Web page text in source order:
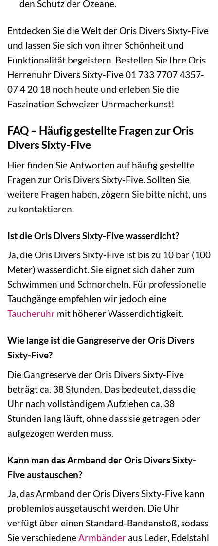
den Schutz der Ozeane.
Entdecken Sie die Welt der Oris Divers Sixty-Five
und lassen Sie sich von ihrer Schönheit und
Funktionalität begeistern. Bestellen Sie Ihre Oris
Herrenuhr Divers Sixty-Five 01 733 7707 4357-
07 4 20 18 noch heute und erleben Sie die
Faszination Schweizer Uhrmacherkunst!
FAQ – Häufig gestellte Fragen zur Oris
Divers Sixty-Five
Hier finden Sie Antworten auf häufig gestellte
Fragen zur Oris Divers Sixty-Five. Sollten Sie
weitere Fragen haben, zögern Sie bitte nicht, uns
zu kontaktieren.
Ist die Oris Divers Sixty-Five wasserdicht?
Ja, die Oris Divers Sixty-Five ist bis zu 10 bar (100
Meter) wasserdicht. Sie eignet sich daher zum
Schwimmen und Schnorcheln. Für professionelle
Tauchgänge empfehlen wir jedoch eine
Taucheruhr mit höherer Wasserdichtigkeit.
Wie lange ist die Gangreserve der Oris Divers
Sixty-Five?
Die Gangreserve der Oris Divers Sixty-Five
beträgt ca. 38 Stunden. Das bedeutet, dass die
Uhr nach vollständigem Aufziehen ca. 38
Stunden lang läuft, ohne dass sie getragen oder
aufgezogen werden muss.
Kann man das Armband der Oris Divers Sixty-
Five austauschen?
Ja, das Armband der Oris Divers Sixty-Five kann
problemlos ausgetauscht werden. Die Uhr
verfügt über einen Standard-Bandanstoß, sodass
Sie verschiedeneArmbänder aus Leder, Edelstahl